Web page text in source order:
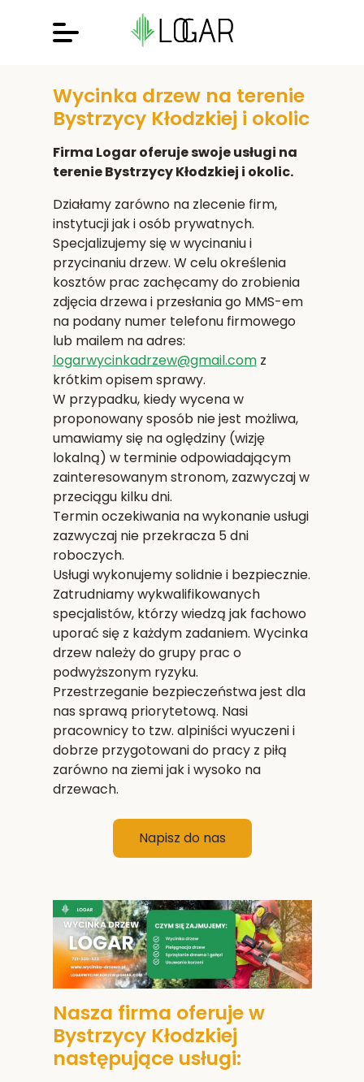
Wycinka drzew na terenie
Bystrzycy Kłodzkiej i okolic
Firma Logar oferuje swoje usługi na
terenie Bystrzycy Kłodzkiej i okolic.
Działamy zarówno na zlecenie firm,
instytucji jak i osób prywatnych.
Specjalizujemy się w wycinaniu i
przycinaniu drzew. W celu określenia
kosztów prac zachęcamy do zrobienia
zdjęcia drzewa i przesłania go MMS-em
na podany numer telefonu firmowego
lub mailem na adres:
logarwycinkadrzew@gmail.comz
krótkim opisem sprawy.
W przypadku, kiedy wycena w
proponowany sposób nie jest możliwa,
umawiamy się na oględziny (wizję
lokalną) w terminie odpowiadającym
zainteresowanym stronom, zazwyczaj w
przeciągu kilku dni.
Termin oczekiwania na wykonanie usługi
zazwyczaj nie przekracza 5 dni
roboczych.
Usługi wykonujemy solidnie i bezpiecznie.
Zatrudniamy wykwalifikowanych
specjalistów, którzy wiedzą jak fachowo
uporać się z każdym zadaniem. Wycinka
drzew należy do grupy prac o
podwyższonym ryzyku.
Przestrzeganie bezpieczeństwa jest dla
nas sprawą priorytetową. Nasi
pracownicy to tzw. alpiniści wyuczeni i
dobrze przygotowani do pracy z piłą
zarówno na ziemi jak i wysoko na
drzewach.
Napisz do nas
Nasza firma oferuje w
Bystrzycy Kłodzkiej
następujące usługi: